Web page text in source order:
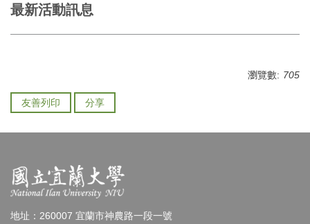
最新活動訊息
瀏覽數: 705
友善列印 分享
地址：260007 宜蘭市神農路一段一號